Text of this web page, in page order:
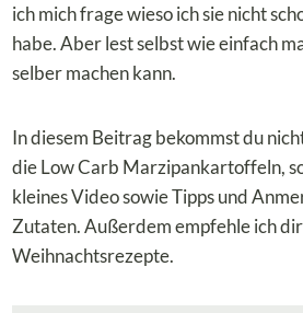
ich mich frage wieso ich sie nicht
habe. Aber lest selbst wie einfach
selber machen kann.
In diesem Beitrag bekommst du
die Low Carb Marzipankartoffeln,
kleines Video sowie Tipps und
Zutaten. Außerdem empfehle ich
Weihnachtsrezepte.